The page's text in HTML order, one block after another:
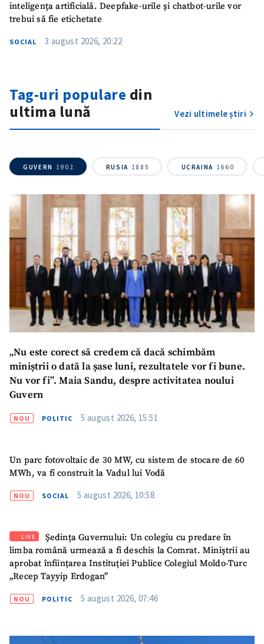
inteligența artificială. Deepfake-urile și chatbot-urile vor
trebui să fie etichetate
SOCIAL 3 august 2026, 20:22
Tag-uri populare din
ultima lună
Vezi ultimele știri
GUVERN 1902 RUSIA 1885 UCRAINA 1660
„Nu este corect să credem că dacă schimbăm
miniștrii o dată la șase luni, rezultatele vor fi bune.
Nu vor fi”. Maia Sandu, despre activitatea noului
Guvern
NOU POLITIC 5 august 2026, 15:51
Un parc fotovoltaic de 30 MW, cu sistem de stocare de 60
MWh, va fi construit la Vadul lui Vodă
NOU SOCIAL 5 august 2026, 10:58
LIVE
Ședința Guvernului: Un colegiu cu predare în
limba română urmează a fi deschis la Comrat. Miniștrii au
aprobat înființarea Instituției Publice Colegiul Moldo-Turc
„Recep Tayyip Erdogan”
NOU POLITIC 5 august 2026, 07:46
ȘTIREA MEA
Link media
+ Link media
Mesajul știrei
+ Mesajul știrei
CONTACT SURSĂ
Nume+ Numele meu
Am citit și sunt de
acord cu politica de